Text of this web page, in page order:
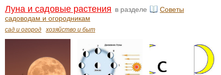
Луна и садовые растения в разделе
Советы
садоводам и огородникам
сад и огород хозяйство и быт